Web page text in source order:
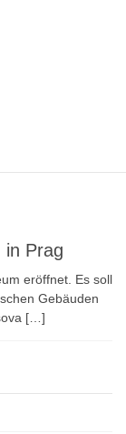
in Prag
eröffnet. Es soll
Gebäuden
[…]